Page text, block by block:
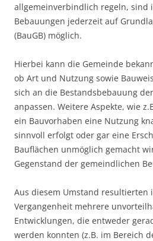
allgemeinverbindlich regeln, sind
Bebauungen jederzeit auf
(BauGB) möglich.
Hierbei kann die Gemeinde
ob Art und Nutzung sowie
sich an die Bestandsbebauung
anpassen. Weitere Aspekte, wie
ein Bauvorhaben eine Nutzung
sinnvoll erfolgt oder gar eine
Bauflächen unmöglich gemacht
Gegenstand der gemeindlichen
Aus diesem Umstand resultierten
Vergangenheit mehrere
Entwicklungen, die entweder
werden konnten (z.B. im Bereich